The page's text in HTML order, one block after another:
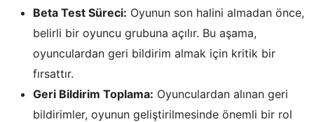
Beta Test Süreci: Oyunun son halini almadan önce,
belirli bir oyuncu grubuna açılır. Bu aşama,
oyunculardan geri bildirim almak için kritik bir
fırsattır.
Geri Bildirim Toplama: Oyunculardan alınan geri
bildirimler, oyunun geliştirilmesinde önemli bir rol